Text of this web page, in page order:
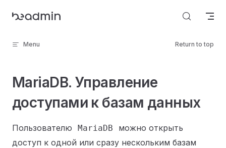
Skip to content
Menu Return to top
MariaDB. Управление
доступами к базам данных
Пользователю MariaDB
можно открыть
доступ к одной или сразу нескольким базам